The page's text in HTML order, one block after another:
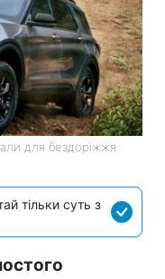
для бездоріжжя
тільки суть з